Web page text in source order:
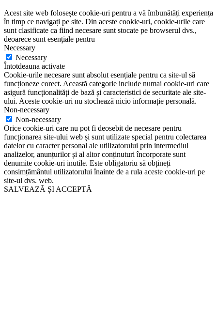
Acest site web folosește cookie-uri pentru a vă îmbunătăți experiența
în timp ce navigați pe site. Din aceste cookie-uri, cookie-urile care
sunt clasificate ca fiind necesare sunt stocate pe browserul dvs.,
deoarece sunt esențiale pentru
Necessary
Necessary
Întotdeauna activate
Cookie-urile necesare sunt absolut esențiale pentru ca site-ul să
funcționeze corect. Această categorie include numai cookie-uri care
asigură funcționalități de bază și caracteristici de securitate ale site-
ului. Aceste cookie-uri nu stochează nicio informație personală.
Non-necessary
Non-necessary
Orice cookie-uri care nu pot fi deosebit de necesare pentru
funcționarea site-ului web și sunt utilizate special pentru colectarea
datelor cu caracter personal ale utilizatorului prin intermediul
analizelor, anunțurilor și al altor conținuturi încorporate sunt
denumite cookie-uri inutile. Este obligatoriu să obțineți
consimțământul utilizatorului înainte de a rula aceste cookie-uri pe
site-ul dvs. web.
SALVEAZĂ ȘI ACCEPTĂ